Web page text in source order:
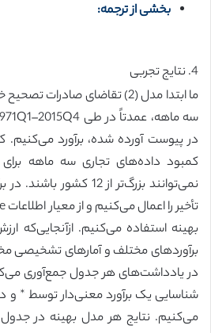
بخشی از ترجمه:
4. نتایج تجربی
ما ابتدا مدل (2) تقاضای صادرات
در پیوست آورده شده، برآورد می‌کنیم.
کمبود داده‌های تجاری سه ماهه برای
بهینه استفاده می‌کنیم. ازآنجایی‌که
برآوردهای مختلف و آمارهای تشخیصی
در یادداشت‌های هر جدول جمع‌آوری